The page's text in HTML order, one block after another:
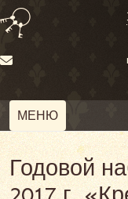
МЕНЮ
Годовой